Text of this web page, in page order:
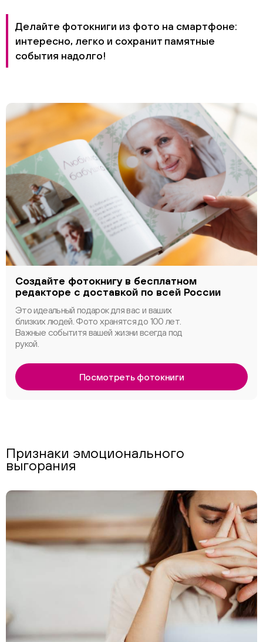
Делайте фотокниги из фото на смартфоне:
интересно, легко и сохранит памятные
события надолго!
Создайте фотокнигу в бесплатном
редакторе с доставкой по всей России
Это идеальный подарок для вас и ваших
близких людей. Фото хранятся до 100 лет.
Важные событитя вашей жизни всегда под
рукой.
Посмотреть фотокниги
Признаки эмоционального
выгорания